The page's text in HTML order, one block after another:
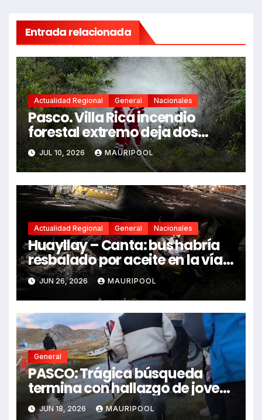
Entrada relacionada
Actualidad Regional General Nacionales
Pasco. Villa Rica incendio
forestal extremo deja dos
fallecidos y heridos
JUL 10, 2026 MAURIPOOL
Actualidad Regional General Nacionales
Huayllay – Canta: bus habría
resbalado por aceite en la vía e
impactó auto siniestrado
dejando dos fallecidos
JUN 26, 2026 MAURIPOOL
General
PASCO: Trágica búsqueda
termina con hallazgo de joven
sin vida en Rancas
JUN 18, 2026 MAURIPOOL